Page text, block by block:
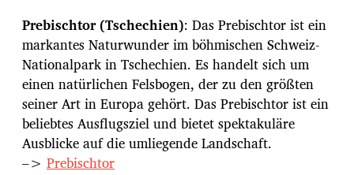
Prebischtor (Tschechien): Das Prebischtor ist ein
markantes Naturwunder im böhmischen Schweiz-
Nationalpark in Tschechien. Es handelt sich um
einen natürlichen Felsbogen, der zu den größten
seiner Art in Europa gehört. Das Prebischtor ist ein
beliebtes Ausflugsziel und bietet spektakuläre
Ausblicke auf die umliegende Landschaft.
–> Prebischtor